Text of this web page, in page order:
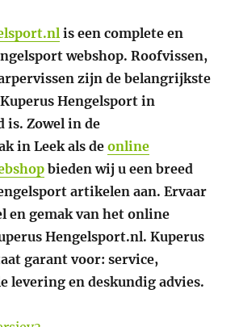
is een complete en
webshop. Roofvissen,
zijn de belangrijkste
Hengelsport in
is. Zowel in de
in Leek als deonline
bieden wij u een breed
artikelen aan. Ervaar
en gemak van het online
Hengelsport.nl. Kuperus
garant voor: service,
levering en deskundig advies.